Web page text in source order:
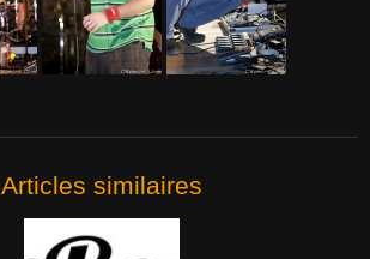
Articles similaires